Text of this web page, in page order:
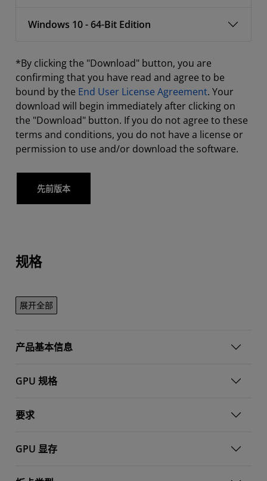
Windows 10 - 64-Bit Edition
*By clicking the "Download" button, you are
confirming that you have read and agree to be
bound by the End User License Agreement. Your
download will begin immediately after clicking on
the "Download" button. If you do not agree to these
terms and conditions, you do not have a license or
permission to use and/or download the software.
先前版本
规格
展开全部
产品基本信息
GPU 规格
要求
GPU 显存